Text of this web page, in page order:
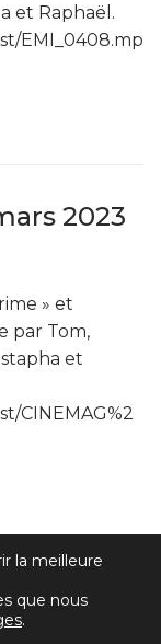
et Raphaël.
EMI_0408.mp
2023
» et
par Tom,
et
CINEMAG%2
la meilleure
que nous
.